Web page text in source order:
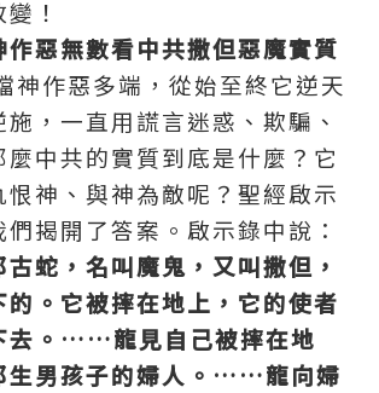
！
惡無數看中共撒但惡魔實質
作惡多端，從始至終它逆天
，一直用謊言迷惑、欺騙、
中共的實質到底是什麼？它
神、與神為敵呢？ 聖經啟示
揭開了答案。啟示錄中說：
蛇，名叫魔鬼，又叫撒但，
的。它被摔在地上，它的使者
去。……龍見自己被摔在地
生男孩子的婦人。……龍向婦